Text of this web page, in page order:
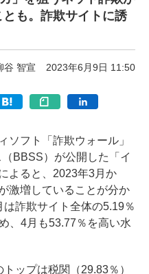
も。詐欺サイトに誘
谷 智宣 2023年6月9日 11:50
フト「詐欺ウォール」
BBSS）が公開した「イ
よると、2023年3月か
激増していることが分か
詐欺サイト全体の5.19％
、4月も53.77％を高い水
ップは税関（29.83％）